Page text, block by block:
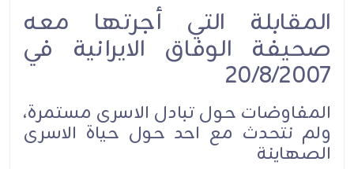
المقابلة التي أجرتها معه
صحيفة الوفاق الايرانية في
20/8/2007
المفاوضات حول تبادل الاسرى مستمرة،
ولم نتحدث مع احد حول حياة الاسرى
الصهاينة